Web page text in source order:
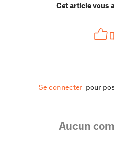
Cet article vous
Se connecter pour
Aucun